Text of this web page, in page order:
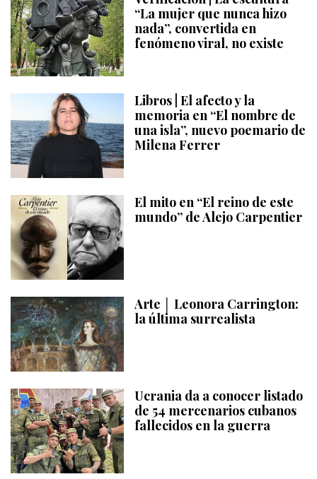
“La mujer que nunca hizo
nada”, convertida en
fenómeno viral, no existe
Libros | El afecto y la
memoria en “El nombre de
una isla”, nuevo poemario de
Milena Ferrer
El mito en “El reino de este
mundo” de Alejo Carpentier
Arte │ Leonora Carrington:
la última surrealista
Ucrania da a conocer listado
de 54 mercenarios cubanos
fallecidos en la guerra